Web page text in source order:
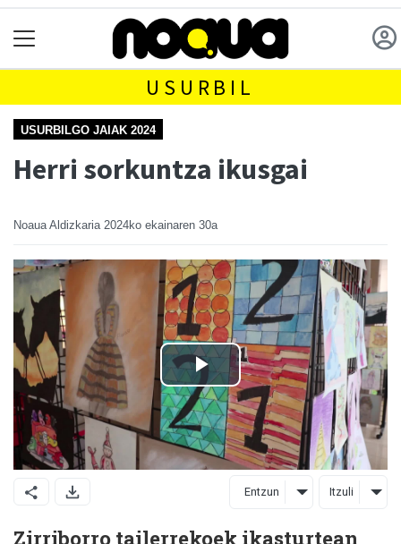
USURBIL
USURBILGO JAIAK 2024
Herri sorkuntza ikusgai
Noaua Aldizkaria 2024ko ekainaren 30a
Entzun Itzuli
Zirriborro tailerrekoek ikasturtean